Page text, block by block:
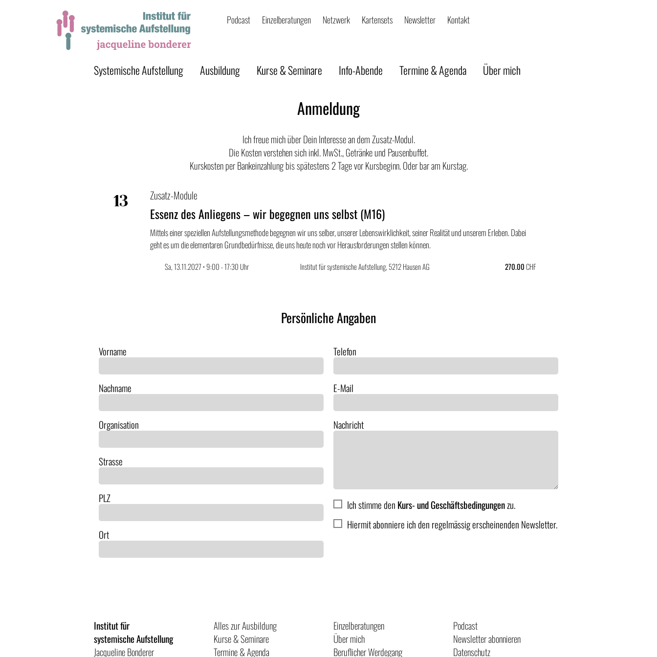
Systemische Aufstellung Ausbildung Kurse & Seminare Info-Abende Termine & Agenda Über mich
Podcast Einzelberatungen Netzwerk Kartensets Newsletter Kontakt
Anmeldung
Ich freue mich über Dein Interesse an dem Zusatz-Modul.
Die Kosten verstehen sich inkl. MwSt., Getränke und Pausenbuffet.
Kurskosten per Bankeinzahlung bis spätestens 2 Tage vor Kursbeginn. Oder bar am Kurstag.
13 Zusatz-Module
Essenz des Anliegens – wir begegnen uns selbst (M16)
Mittels einer speziellen Aufstellungsmethode begegnen wir uns selber, unserer Lebenswirklichkeit, seiner Realität und unserem Erleben. Dabei
geht es um die elementaren Grundbedürfnisse, die uns heute noch vor Herausforderungen stellen können.
Sa, 13.11.2027 • 9:00 - 17:30 Uhr Institut für systemische Aufstellung, 5212 Hausen AG 270.00CHF
Persönliche Angaben
Vorname
Nachname
Organisation
Strasse
PLZ
Ort
Telefon
E-Mail
Nachricht
Ich stimme den Kurs- und Geschäftsbedingungenzu.
Hiermit abonniere ich den regelmässig erscheinenden Newsletter.
Institut für
systemische Aufstellung
Jacqueline Bonderer
Alles zur Ausbildung
Kurse & Seminare
Termine & Agenda
Einzelberatungen
Über mich
Beruflicher Werdegang
Podcast
Newsletter abonnieren
Datenschutz